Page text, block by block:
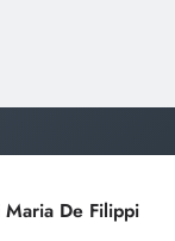
De Filippi